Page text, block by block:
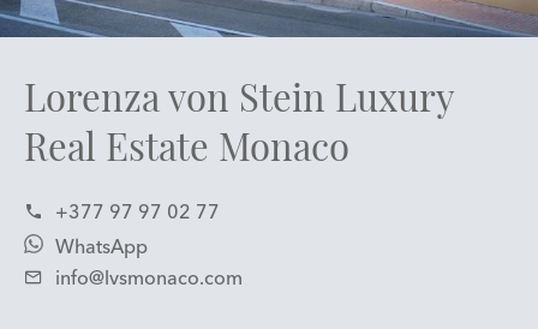
Lorenza von Stein Luxury
Real Estate Monaco
+377 97 97 02 77
WhatsApp
info@lvsmonaco.com